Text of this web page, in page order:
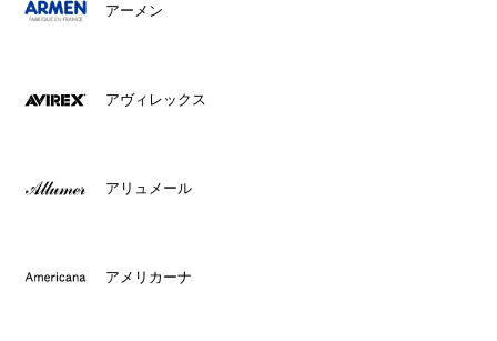
アーメン
アヴィレックス
アリュメール
アメリカーナ